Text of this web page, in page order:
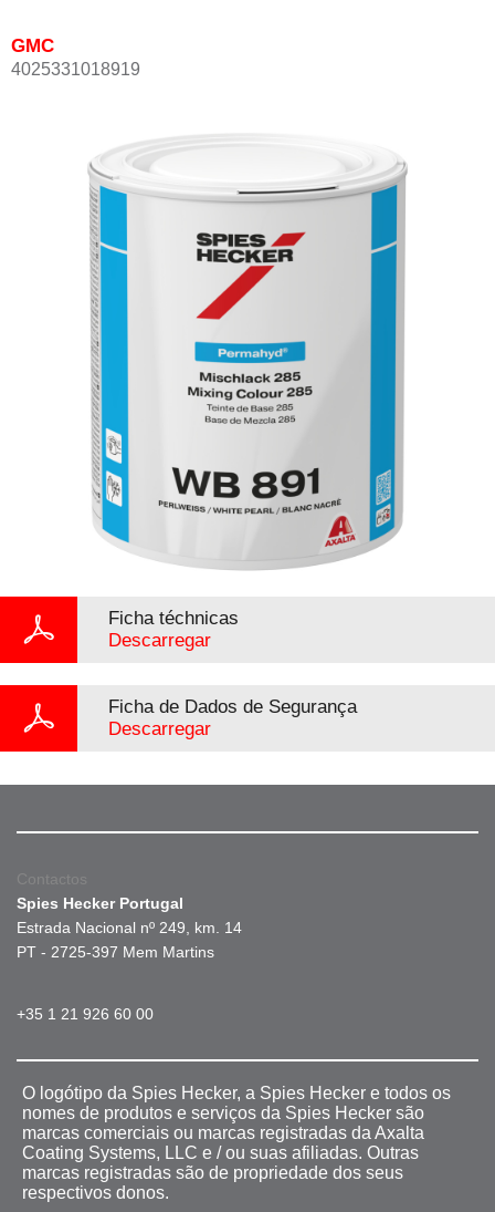
GMC
4025331018919
Ficha téchnicas
Descarregar
Ficha de Dados de Segurança
Descarregar
Contactos
Spies Hecker Portugal
Estrada Nacional nº 249, km. 14
PT - 2725-397 Mem Martins
+35 1 21 926 60 00
O logótipo da Spies Hecker, a Spies Hecker e todos os
nomes de produtos e serviços da Spies Hecker são
marcas comerciais ou marcas registradas da Axalta
Coating Systems, LLC e / ou suas afiliadas. Outras
marcas registradas são de propriedade dos seus
respectivos donos.